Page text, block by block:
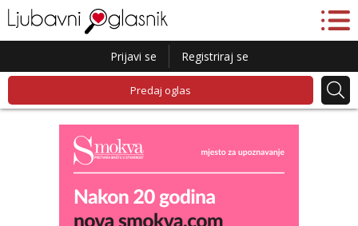
Prijavi se Registriraj se
Predaj oglas